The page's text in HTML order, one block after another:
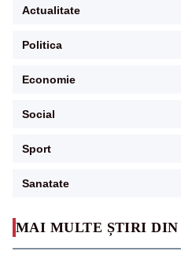
MAI MULTE ȘTIRI DIN
Actualitate
Politica
Economie
Social
Sport
Sanatate